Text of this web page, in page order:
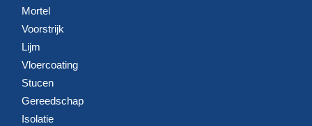
Mortel
Voorstrijk
Lijm
Vloercoating
Stucen
Gereedschap
Isolatie